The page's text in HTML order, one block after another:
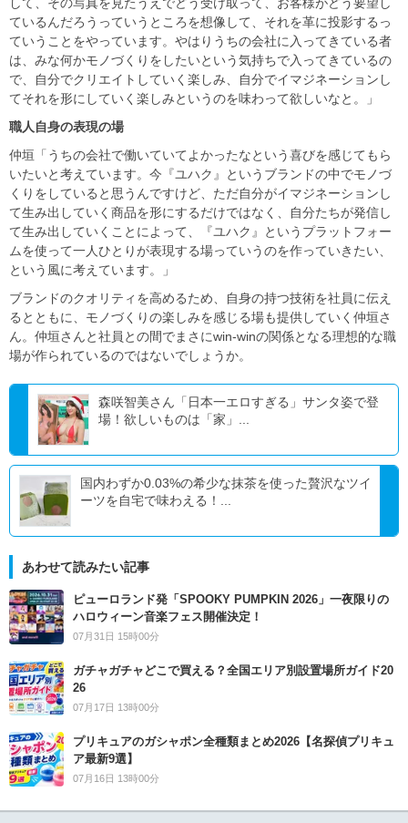
ているんだろうっていうところを想像して、それを革に投影するっ
ていうことをやっています。やはりうちの会社に入ってきている者
は、みな何かモノづくりをしたいという気持ちで入ってきているの
で、自分でクリエイトしていく楽しみ、自分でイマジネーションし
てそれを形にしていく楽しみというのを味わって欲しいなと。」
職人自身の表現の場
仲垣「うちの会社で働いていてよかったなという喜びを感じてもら
いたいと考えています。今『ユハク』というブランドの中でモノづ
くりをしていると思うんですけど、ただ自分がイマジネーションし
て生み出していく商品を形にするだけではなく、自分たちが発信し
て生み出していくことによって、『ユハク』というプラットフォー
ムを使って一人ひとりが表現する場っていうのを作っていきたい、
という風に考えています。」
ブランドのクオリティを高めるため、自身の持つ技術を社員に伝え
るとともに、モノづくりの楽しみを感じる場も提供していく仲垣さ
ん。仲垣さんと社員との間でまさにwin-winの関係となる理想的な職
場が作られているのではないでしょうか。
森咲智美さん「日本一エロすぎる」サンタ姿で登
場！欲しいものは「家」...
国内わずか0.03%の希少な抹茶を使った贅沢なツイ
ーツを自宅で味わえる！...
あわせて読みたい記事
ピューロランド発「SPOOKY PUMPKIN 2026」一夜限りの
ハロウィーン音楽フェス開催決定！
07月31日 15時00分
ガチャガチャどこで買える？全国エリア別設置場所ガイド20
26
07月17日 13時00分
プリキュアのガシャポン全種類まとめ2026【名探偵プリキュ
ア最新9選】
07月16日 13時00分